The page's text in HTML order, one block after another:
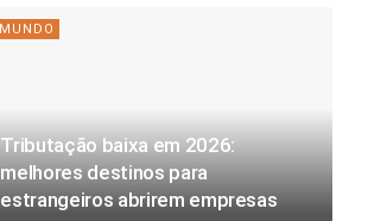
MUNDO
Tributação baixa em 2026:
melhores destinos para
estrangeiros abrirem empresas